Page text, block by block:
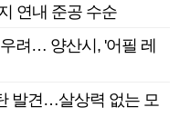
연내 준공 수순
려… 양산시, '어필 레
발견…살상력 없는 모